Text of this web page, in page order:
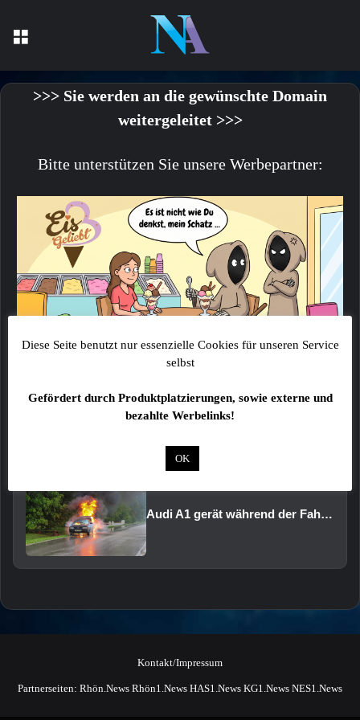
>>> Sie werden an die gewünschte Domain
weitergeleitet >>>
Bitte unterstützen Sie unsere Werbepartner:
Audi A1 gerät während der Fahrt in Brand
Kontakt/Impressum
Partnerseiten: Rhön.News Rhön1.News HAS1.News KG1.News NES1.News
Diese Seite benutzt nur essenzielle Cookies für unseren Service
selbst
Gefördert durch Produktplatzierungen, sowie externe und
bezahlte Werbelinks!
OK